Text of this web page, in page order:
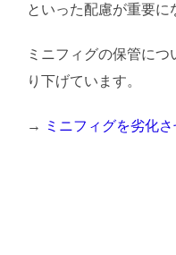
といった配慮が重要に
ミニフィグの保管に
り下げています。
→ ミニフィグを劣化